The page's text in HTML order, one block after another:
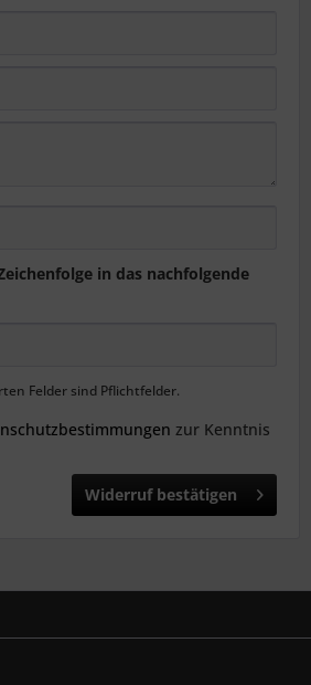
in das nachfolgende
Felder sind Pflichtfelder.
zur Kenntnis
Widerruf bestätigen